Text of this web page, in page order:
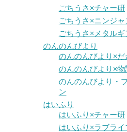
ごちうさ×チャー研
ごちうさ×ニンジ
ごちうさ×メタルギ
のんのんびより
のんのんびより×だ
のんのんびより×
のんのんびより・
ン
はいふり
はいふり×チャー研
はいふり×ラブライ